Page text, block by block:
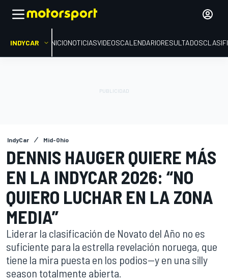
INDYCAR INICIONOTICIASVIDEOSCALENDARIORESULTADOS
IndyCar Mid-Ohio
DENNIS HAUGER QUIERE MÁS
EN LA INDYCAR 2026: “NO
QUIERO LUCHAR EN LA ZONA
MEDIA”
Liderar la clasificación de Novato del Año no es
suficiente para la estrella revelación noruega, que
tiene la mira puesta en los podios—y en una silly
season totalmente abierta.